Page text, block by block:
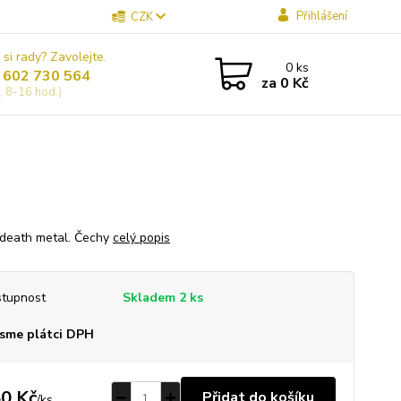
CZK Přihlášení
rady? Zavolejte.
730 564
8-16 hod.)
0ks
za 0 Kč
metal. Čechy celý popis
Skladem 2 ks
plátci DPH